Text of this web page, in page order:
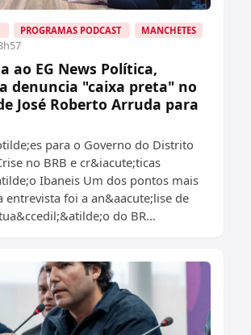
PROGRAMAS PODCAST MANCHETES
ao EG News Política,
denuncia "caixa preta" no
José Roberto Arruda para
para o Governo do Distrito
no BRB e cr&iacute;ticas
Ibaneis Um dos pontos mais
entrevista foi a an&aacute;lise de
do BR...